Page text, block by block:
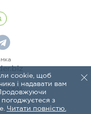
cookie, щоб
і надавати вам
з
Читати повністю.